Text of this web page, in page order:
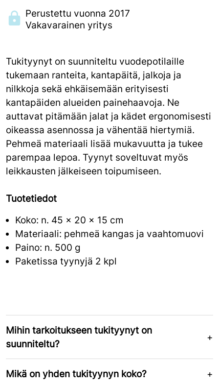
Perustettu vuonna 2017
Vakavarainen yritys
Tukityynyt on suunniteltu vuodepotilaille
tukemaan ranteita, kantapäitä, jalkoja ja
nilkkoja sekä ehkäisemään erityisesti
kantapäiden alueiden painehaavoja. Ne
auttavat pitämään jalat ja kädet ergonomisesti
oikeassa asennossa ja vähentää hiertymiä.
Pehmeä materiaali lisää mukavuutta ja tukee
parempaa lepoa. Tyynyt soveltuvat myös
leikkausten jälkeiseen toipumiseen.
Tuotetiedot
Koko: n. 45 × 20 × 15 cm
Materiaali: pehmeä kangas ja vaahtomuovi
Paino: n. 500 g
Paketissa tyynyjä 2 kpl
Mihin tarkoitukseen tukityynyt on
suunniteltu?
Mikä on yhden tukityynyn koko?